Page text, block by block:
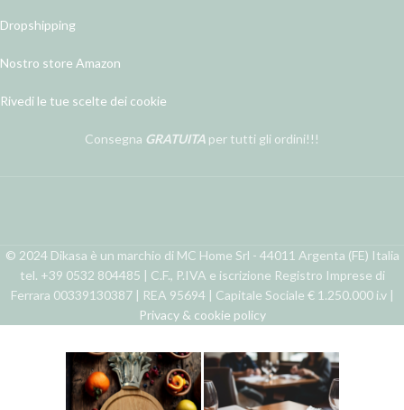
Dropshipping
Nostro store Amazon
Rivedi le tue scelte dei cookie
Consegna GRATUITA per tutti gli ordini!!!
© 2024 Dikasa è un marchio di MC Home Srl - 44011 Argenta (FE) Italia
tel. +39 0532 804485 | C.F., P.IVA e iscrizione Registro Imprese di
Ferrara 00339130387 | REA 95694 | Capitale Sociale € 1.250.000 i.v |
Privacy & cookie policy